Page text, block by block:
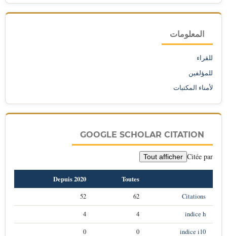
المعلومات
للقراء
للمؤلفين
لأمناء المكتبات
GOOGLE SCHOLAR CITATION
Citée par
Tout afficher
Toutes
Depuis 2020
Citations
62
52
indice h
4
4
indice i10
0
0